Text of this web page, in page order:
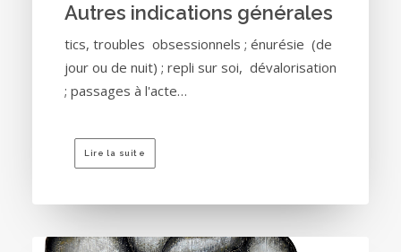
Autres indications générales
tics, troubles obsessionnels ; énurésie (de
jour ou de nuit) ; repli sur soi, dévalorisation
; passages à l'acte…
Lire la suite